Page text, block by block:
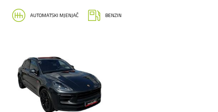
AUTOMATSKI MJENJAČ BENZIN